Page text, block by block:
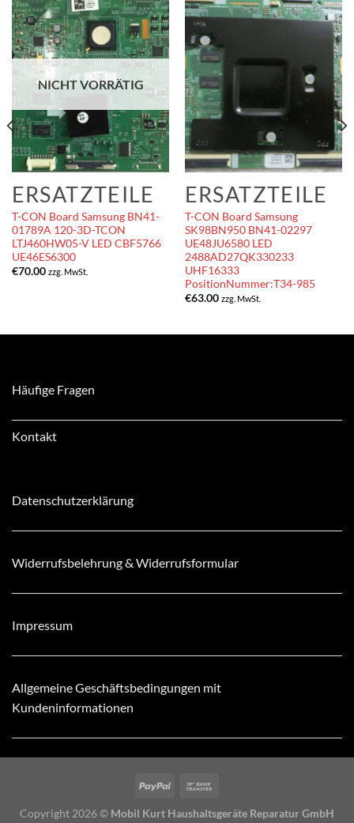
24 Stunden Hotline Tel: 030 6813098
NICHT VORRÄTIG
ERSATZTEILE
T-CON Board Samsung BN41-
01789A 120-3D-TCON
LTJ460HW05-V LED CBF5766
UE46ES6300
€70.00 zzg. MwSt.
ERSATZTEILE
T-CON Board Samsung
SK98BN950 BN41-02297
UE48JU6580 LED
2488AD27QK330233
UHF16333
PositionNummer:T34-985
€63.00 zzg. MwSt.
Häufige Fragen
Kontakt
Datenschutzerklärung
Widerrufsbelehrung & Widerrufsformular
Impressum
Allgemeine Geschäftsbedingungen mit
Kundeninformationen
Copyright 2026 © Mobil Kurt Haushaltsgeräte Reparatur GmbH